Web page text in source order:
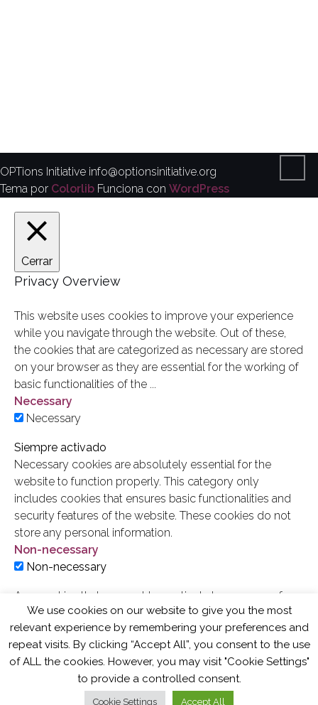
OPTions Initiative info@optionsinitiative.org
Tema por Colorlib Funciona con WordPress
We use cookies on our website to give you the most
relevant experience by remembering your preferences and
repeat visits. By clicking “Accept All”, you consent to the use
of ALL the cookies. However, you may visit "Cookie Settings"
to provide a controlled consent.
Cookie Settings Accept All
Cerrar
Privacy Overview
This website uses cookies to improve your experience
while you navigate through the website. Out of these,
the cookies that are categorized as necessary are stored
on your browser as they are essential for the working of
basic functionalities of the ...
Necessary
Necessary
Siempre activado
Necessary cookies are absolutely essential for the
website to function properly. This category only
includes cookies that ensures basic functionalities and
security features of the website. These cookies do not
store any personal information.
Non-necessary
Non-necessary
Any cookies that may not be particularly necessary for
the website to function and is used specifically to
collect user personal data via analytics, ads, other
embedded contents are termed as non-necessary
cookies. It is mandatory to procure user consent prior to
running these cookies on your website.
GUARDAR Y ACEPTAR